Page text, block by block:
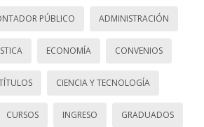
PÚBLICO ADMINISTRACIÓN
ECONOMÍA CONVENIOS
CIENCIA Y TECNOLOGÍA
CURSOS INGRESO GRADUADOS